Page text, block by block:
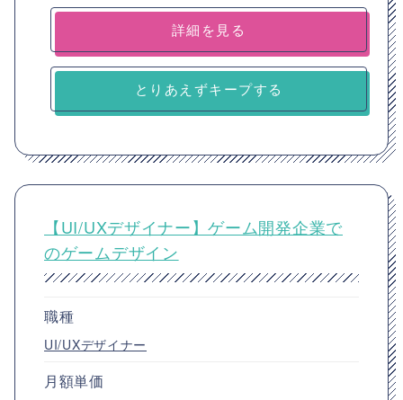
詳細を見る
とりあえずキープする
【UI/UXデザイナー】ゲーム開発企業で
のゲームデザイン
職種
UI/UXデザイナー
月額単価